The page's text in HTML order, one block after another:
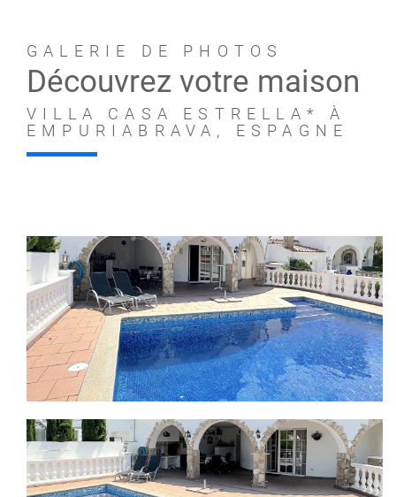
GALERIE DE PHOTOS
Découvrez votre maison
VILLA CASA ESTRELLA* À
EMPURIABRAVA, ESPAGNE